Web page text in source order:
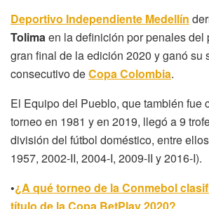
Deportivo Independiente Medellín
Tolimaen la definición por penales del
gran final de la edición 2020 y ganó su
consecutivo deCopa Colombia.
El Equipo del Pueblo, que también fue
torneo en 1981 y en 2019, llegó a 9
división del fútbol doméstico, entre
1957, 2002-II, 2004-I, 2009-II y 2016-I).
•¿A qué torneo de la Conmebol